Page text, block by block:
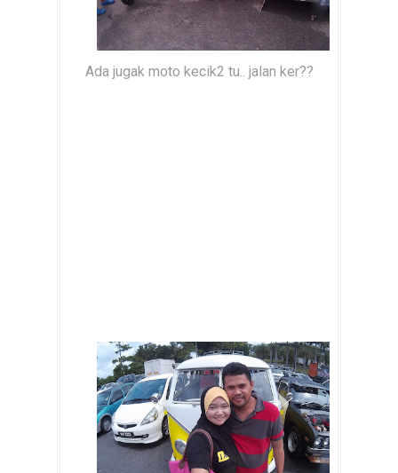
Ada jugak moto kecik2 tu.. jalan ker??